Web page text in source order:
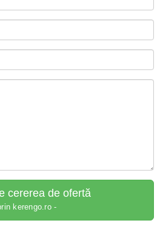
cererea de ofertă
kerengo.ro -